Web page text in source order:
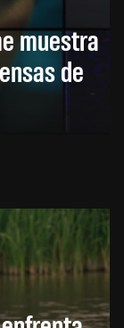
muestra
de